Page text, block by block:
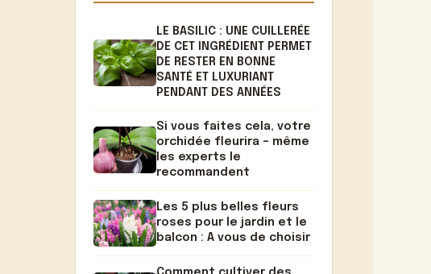
LE BASILIC : UNE CUILLERÉE
DE CET INGRÉDIENT PERMET
DE RESTER EN BONNE
SANTÉ ET LUXURIANT
PENDANT DES ANNÉES
Si vous faites cela, votre
orchidée fleurira – même
les experts le
recommandent
Les 5 plus belles fleurs
roses pour le jardin et le
balcon : A vous de choisir